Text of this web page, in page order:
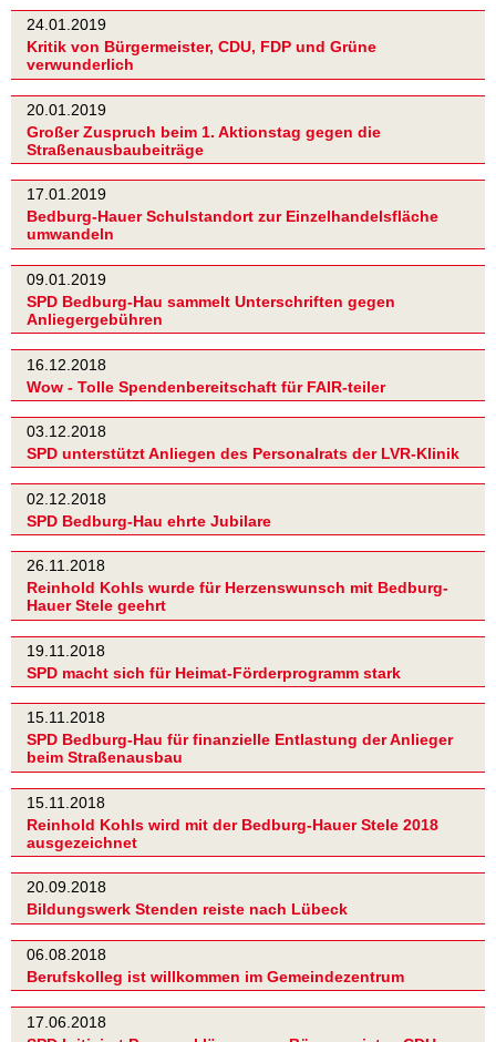
24.01.2019
Kritik von Bürgermeister, CDU, FDP und Grüne
verwunderlich
20.01.2019
Großer Zuspruch beim 1. Aktionstag gegen die
Straßenausbaubeiträge
17.01.2019
Bedburg-Hauer Schulstandort zur Einzelhandelsfläche
umwandeln
09.01.2019
SPD Bedburg-Hau sammelt Unterschriften gegen
Anliegergebühren
16.12.2018
Wow - Tolle Spendenbereitschaft für FAIR-teiler
03.12.2018
SPD unterstützt Anliegen des Personalrats der LVR-Klinik
02.12.2018
SPD Bedburg-Hau ehrte Jubilare
26.11.2018
Reinhold Kohls wurde für Herzenswunsch mit Bedburg-
Hauer Stele geehrt
19.11.2018
SPD macht sich für Heimat-Förderprogramm stark
15.11.2018
SPD Bedburg-Hau für finanzielle Entlastung der Anlieger
beim Straßenausbau
15.11.2018
Reinhold Kohls wird mit der Bedburg-Hauer Stele 2018
ausgezeichnet
20.09.2018
Bildungswerk Stenden reiste nach Lübeck
06.08.2018
Berufskolleg ist willkommen im Gemeindezentrum
17.06.2018